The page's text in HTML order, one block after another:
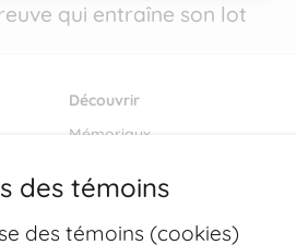
qui entraîne son lot
Découvrir
Mémoriaux
Blogs
Dernières volontés
des témoins
des témoins (cookies)